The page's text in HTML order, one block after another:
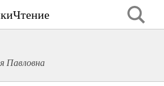
Павловна